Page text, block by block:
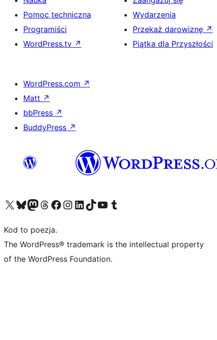
Pomoc techniczna
Programiści
WordPress.tv ↗
Wydarzenia
Przekaż darowiznę ↗
Piątka dla Przyszłości
WordPress.com ↗
Matt ↗
bbPress ↗
BuddyPress ↗
Odwiedź nasze konto X (dawniej Twitter)
Odwiedź nasze konto Bluesky
Odwiedź nasze konto na Mastodoncie
Odwiedź naszego Threadsa
Odwiedź naszego Facebooka
Odwiedź nasze konto na Instagramie
Odwiedź nasze konto na LinkedIn
Odwiedź naszego TikToka
Odwiedź nasz kanał YouTube
Odwiedź naszego Tumblra
Kod to poezja.
The WordPress® trademark is the intellectual property
of the WordPress Foundation.